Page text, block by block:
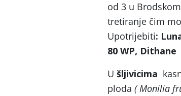
od 3 u
tretiranje čim
Upotrijebiti:
80 WP,
U šljivicima
ploda ( Monilia